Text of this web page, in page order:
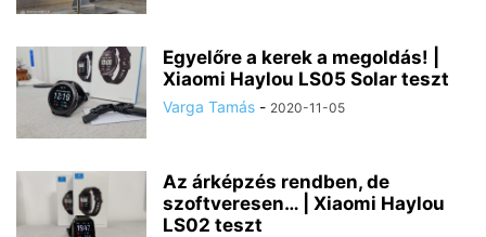
Egyelőre a kerek a megoldás! |
Xiaomi Haylou LS05 Solar teszt
Varga Tamás - 2020-11-05
Az árképzés rendben, de
szoftveresen… | Xiaomi Haylou
LS02 teszt